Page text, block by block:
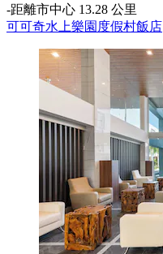
‐距離市中心 13.28 公里
可可奇水上樂園度假村飯店